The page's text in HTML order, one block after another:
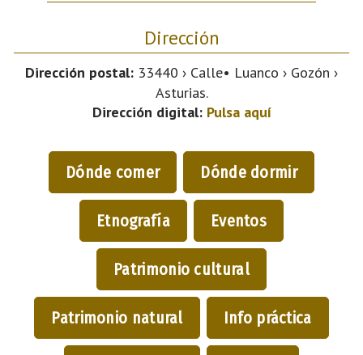
Dirección
Dirección postal: 33440 › Calle• Luanco › Gozón ›
Asturias.
Dirección digital: Pulsa aquí
Dónde comer Dónde dormir
Etnografía Eventos
Patrimonio cultural
Patrimonio natural Info práctica